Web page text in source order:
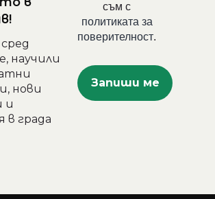
научили
нови
и
в града
съм с
политиката за
поверителност.